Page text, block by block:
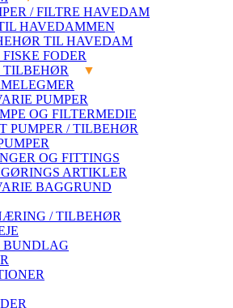
/ FILTRE HAVEDAM
HAVEDAMMEN
TIL HAVEDAM
FODER
TILBEHØR
PUMPER
OG FILTERMEDIE
PUMPER / TILBEHØR
OG FITTINGS
ARTIKLER
BAGGRUND
/ TILBEHØR
BUNDLAG